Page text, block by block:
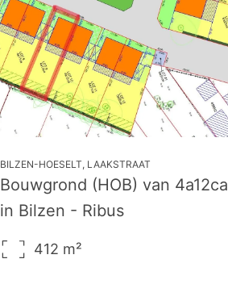
BILZEN-HOESELT, LAAKSTRAAT
Bouwgrond (HOB) van 4a12ca
in Bilzen - Ribus
412 m²